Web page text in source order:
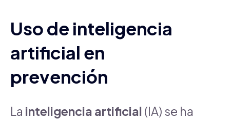
Uso de inteligencia
artificial en
prevención
La inteligencia artificial (IA) se ha